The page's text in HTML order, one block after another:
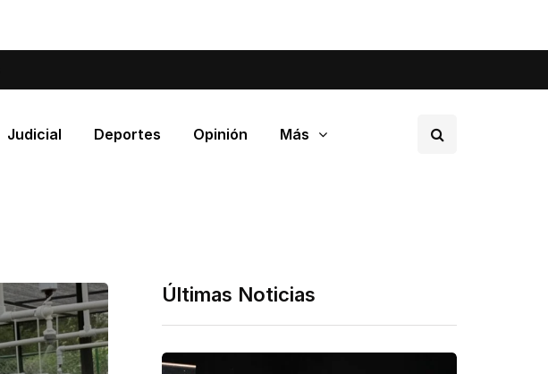
Judicial Deportes Opinión Más
Últimas Noticias